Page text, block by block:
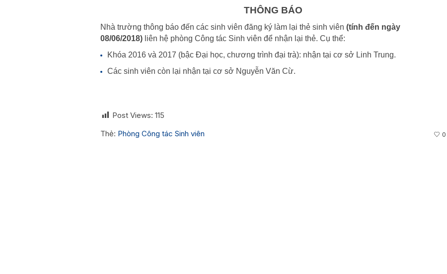
THÔNG BÁO
Nhà trường thông báo đến các sinh viên đăng ký làm lại thẻ sinh viên (tính đến ngày
08/06/2018) liên hệ phòng Công tác Sinh viên để nhận lại thẻ. Cụ thể:
Khóa 2016 và 2017 (bậc Đại học, chương trình đại trà): nhận tại cơ sở Linh Trung.
Các sinh viên còn lại nhận tại cơ sở Nguyễn Văn Cừ.
Post Views: 115
Thẻ: Phòng Công tác Sinh viên 0